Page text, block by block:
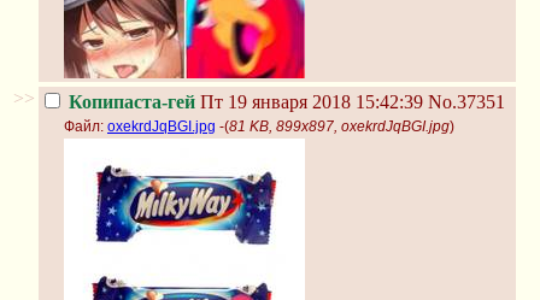
>> Копипаста-гей Пт 19 января 2018 15:42:39 No.37351
Файл: oxekrdJqBGI.jpg -(81 KB, 899x897, oxekrdJqBGI.jpg)